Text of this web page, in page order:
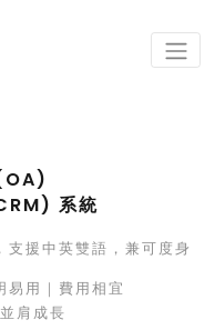
系統
援中英雙語，兼可度身
易用｜費用相宜
肩成長